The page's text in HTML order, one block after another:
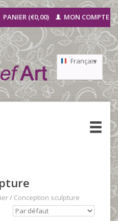
PANIER (€0,00) MON COMPTE
Français
Nederlands
/ Conception sculpture